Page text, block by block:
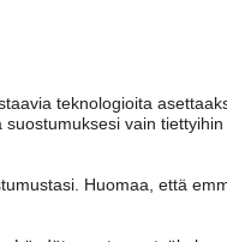
Peru ostoksesi